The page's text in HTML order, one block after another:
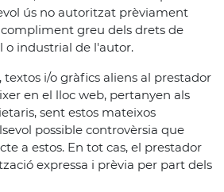
ús no autoritzat prèviament
greu dels drets de
o industrial de l'autor.
textos i/o gràfics aliens al prestador
en el lloc web, pertanyen als
sent estos mateixos
possible controvèrsia que
a estos. En tot cas, el prestador
expressa i prèvia per part dels